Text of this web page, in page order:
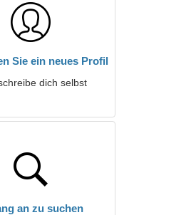
Sie ein neues Profil
dich selbst
an zu suchen